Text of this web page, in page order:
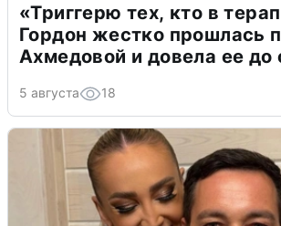
«Триггерю тех, кто в
Гордон жестко прошлась
Ахмедовой и довела ее до
5 августа 18